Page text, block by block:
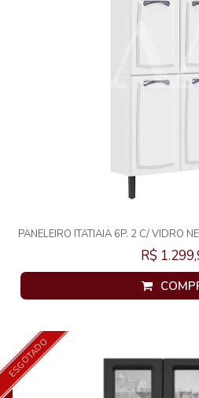
PANELEIRO ITATIAIA 6P. 2 C/ VIDRO
R$
ESGOTADO